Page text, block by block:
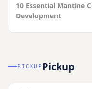
10 Essential Mantine
Development
PICKUP Pickup